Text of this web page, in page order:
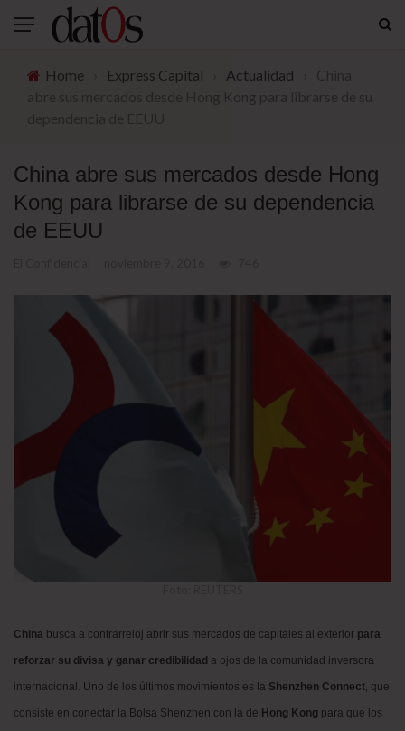
Home Express Capital Actualidad
China abre sus mercados desde Hong
Kong para librarse de su dependencia
de EEUU
China busca a contrarreloj abrir sus mercados de capitales al exterior para
reforzar su divisa y ganar credibilidad a ojos de la comunidad inversora
internacional. Uno de los últimos movimientos es la Shenzhen Connect, que
consiste en conectar la Bolsa Shenzhen con la de Hong Kong para que los